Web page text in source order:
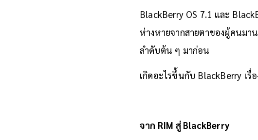
BlackBerry OS 7.1 และ
ห่างหายจากสายตาของผู้คนม
ลำดับต้น ๆ มาก่อน
เกิดอะไรขึ้นกับ BlackBerry เ
จาก RIM สู่ BlackBerry